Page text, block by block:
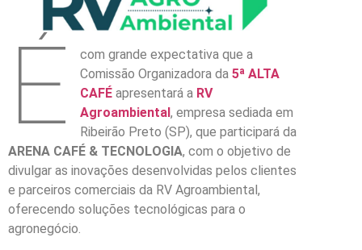
É
com grande expectativa que a
Comissão Organizadora da5ª ALTA
CAFÉ apresentará a RV
Agroambiental, empresa sediada em
Ribeirão Preto (SP), que participará da
ARENA CAFÉ & TECNOLOGIA, com o objetivo de
divulgar as inovações desenvolvidas pelos clientes
e parceiros comerciais da RV Agroambiental,
oferecendo soluções tecnológicas para o
agronegócio.